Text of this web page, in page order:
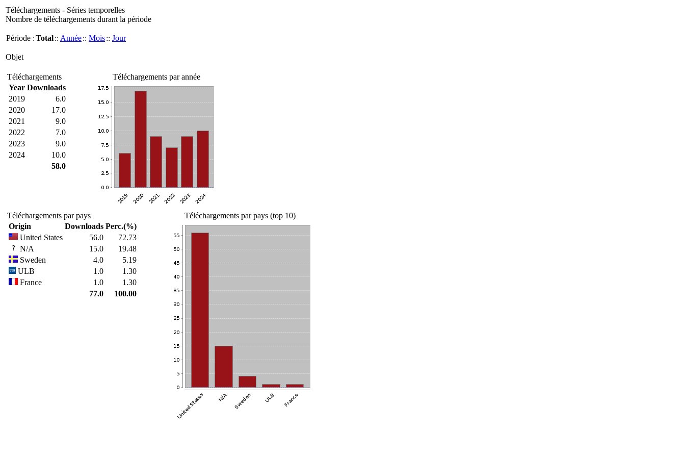
Téléchargements - Séries temporelles
Nombre de téléchargements durant la période
Période :Total:: Année:: Mois:: Jour
Objet
Téléchargements
Year Downloads
2019
6.0
2020
17.0
2021
9.0
2022
7.0
2023
9.0
2024
10.0
58.0
Téléchargements par année
Téléchargements par pays
Origin
Downloads Perc.(%)
United States
56.0
72.73
N/A
15.0
19.48
Sweden
4.0
5.19
ULB
1.0
1.30
France
1.0
1.30
77.0
100.00
Téléchargements par pays (top 10)